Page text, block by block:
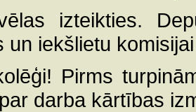
izteikties.
un iekšlietu
Pirms
darba kārtības